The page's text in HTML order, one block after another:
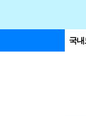
국내